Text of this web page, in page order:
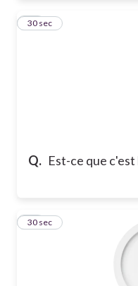
Q. Est-ce que
13
30 sec
14
30 sec